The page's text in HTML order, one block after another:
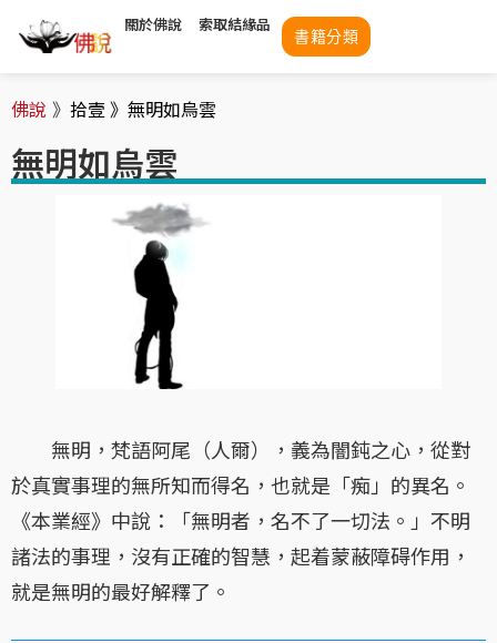
關於佛說 索取結緣品
書籍分類
佛說 》 拾壹 》 無明如烏雲
無明如烏雲
無明，梵語阿尾（人爾），義為闇鈍之心，從對
於真實事理的無所知而得名，也就是「痴」的異名。
《本業經》中說：「無明者，名不了一切法。」不明
諸法的事理，沒有正確的智慧，起着蒙蔽障碍作用，
就是無明的最好解釋了。